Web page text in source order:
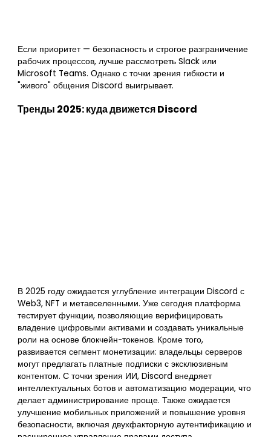
Если приоритет — безопасность и строгое разграничение
рабочих процессов, лучше рассмотреть Slack или
Microsoft Teams. Однако с точки зрения гибкости и
"живого" общения Discord выигрывает.
Тренды 2025: куда движется Discord
В 2025 году ожидается углубление интеграции Discord с
Web3, NFT и метавселенными. Уже сегодня платформа
тестирует функции, позволяющие верифицировать
владение цифровыми активами и создавать уникальные
роли на основе блокчейн-токенов. Кроме того,
развивается сегмент монетизации: владельцы серверов
могут предлагать платные подписки с эксклюзивным
контентом. С точки зрения ИИ, Discord внедряет
интеллектуальных ботов и автоматизацию модерации, что
делает администрирование проще. Также ожидается
улучшение мобильных приложений и повышение уровня
безопасности, включая двухфакторную аутентификацию и